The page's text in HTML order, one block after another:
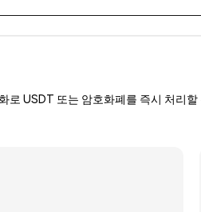
USDT 또는 암호화폐를 즉시 처리